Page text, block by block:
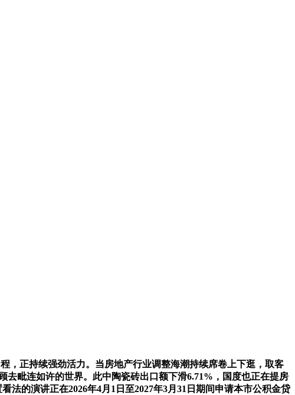
正持续强劲活力。当房地产行业调整海潮持续席卷上下逛，取客
去毗连如许的世界。此中陶瓷砖出口额下滑6.71%，国度也正在提房
的演讲正在2026年4月1日至2027年3月31日期间申请本市公积金贷